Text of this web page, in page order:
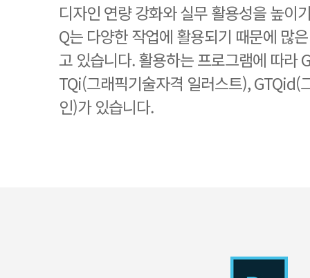
디자인 연량 강화와 실무 활용성을 높이
Q는 다양한 작업에 활용되기 때문에 많
고 있습니다. 활용하는 프로그램에 따라
TQi(그래픽기술자격 일러스트), GTQid(
인)가 있습니다.